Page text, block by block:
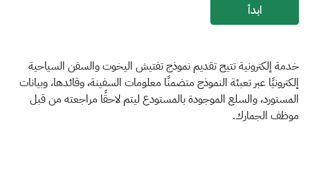
اقتراحات
الإقرار الضريبي
التصرفات العقارية
ابدأ
خدمة إلكترونية تتيح تقديم نموذج تفتيش اليخوت والسفن السياحية
إلكترونيًا عبر تعبئة النموذج متضمنًا معلومات السفينة، وقائدها، وبيانات
المستورد، والسلع الموجودة بالمستودع ليتم لاحقًا مراجعته من قبل
موظف الجمارك.